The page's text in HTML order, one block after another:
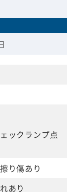
ックランプ点
り傷あり
あり